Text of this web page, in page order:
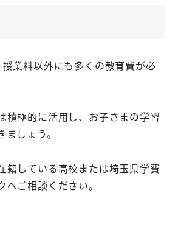
業料以外にも多くの教育費が必
積極的に活用し、お子さまの学習
しょう。
籍している高校または埼玉県学費
ご相談ください。